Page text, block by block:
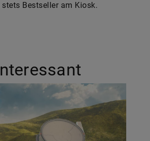
Bestseller am Kiosk.